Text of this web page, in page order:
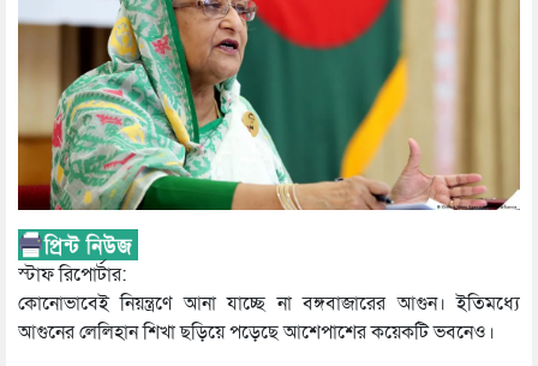
স্টাফ রিপোর্টার:
কোনোভাবেই নিয়ন্ত্রণে আনা যাচ্ছে না বঙ্গবাজারের আগুন। ইতিমধ্যে
আগুনের লেলিহান শিখা ছড়িয়ে পড়েছে আশেপাশের কয়েকটি ভবনেও।